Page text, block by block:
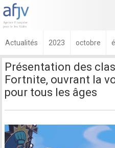
Actualités 2023 octobre
Présentation des
Fortnite, ouvrant la
pour tous les âges